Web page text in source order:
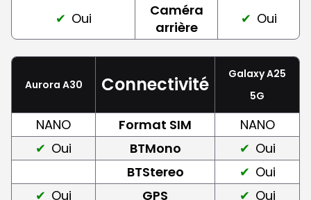
Oui
Caméra
arrière
Oui
Aurora A30 Connectivité
Galaxy A25
5G
NANO Format SIM
NANO
Oui
BTMono
Oui
BTStereo
Oui
Oui
GPS
Oui